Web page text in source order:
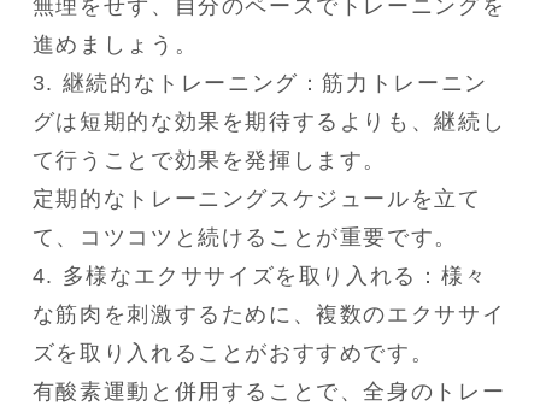
無理をせず、自分のペースでトレーニングを
進めましょう。
3. 継続的なトレーニング：筋力トレーニン
グは短期的な効果を期待するよりも、継続し
て行うことで効果を発揮します。
定期的なトレーニングスケジュールを立て
て、コツコツと続けることが重要です。
4. 多様なエクササイズを取り入れる：様々
な筋肉を刺激するために、複数のエクササイ
ズを取り入れることがおすすめです。
有酸素運動と併用することで、全身のトレー